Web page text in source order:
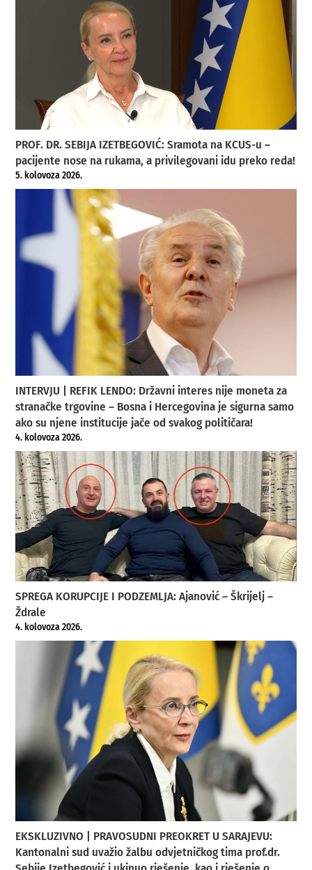
PROF. DR. SEBIJA IZETBEGOVIĆ: Sramota na KCUS-u –
pacijente nose na rukama, a privilegovani idu preko reda!
5. kolovoza 2026.
INTERVJU | REFIK LENDO: Državni interes nije moneta za
stranačke trgovine – Bosna i Hercegovina je sigurna samo
ako su njene institucije jače od svakog političara!
4. kolovoza 2026.
SPREGA KORUPCIJE I PODZEMLJA: Ajanović – Škrijelj –
Ždrale
4. kolovoza 2026.
EKSKLUZIVNO | PRAVOSUDNI PREOKRET U SARAJEVU:
Kantonalni sud uvažio žalbu odvjetničkog tima prof.dr.